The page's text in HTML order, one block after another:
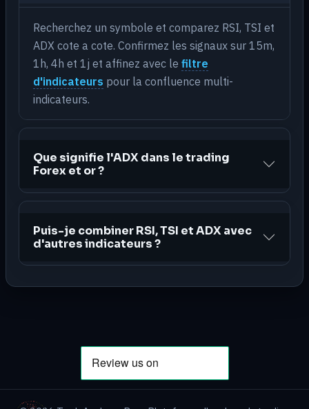
Recherchez un symbole et comparez RSI, TSI et
ADX cote a cote. Confirmez les signaux sur 15m,
1h, 4h et 1j et affinez avec le filtre
d'indicateurs pour la confluence multi-
indicateurs.
Que signifie l'ADX dans le trading
Forex et or ?
Puis-je combiner RSI, TSI et ADX avec
d'autres indicateurs ?